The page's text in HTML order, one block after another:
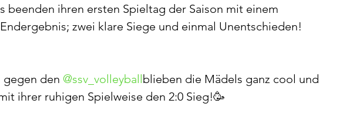
beenden ihren ersten Spieltag der Saison mit einem
zwei klare Siege und einmal Unentschieden!
gegen den @ssv_volleyballblieben die Mädels ganz cool und
ihrer ruhigen Spielweise den 2:0 Sieg!🥳